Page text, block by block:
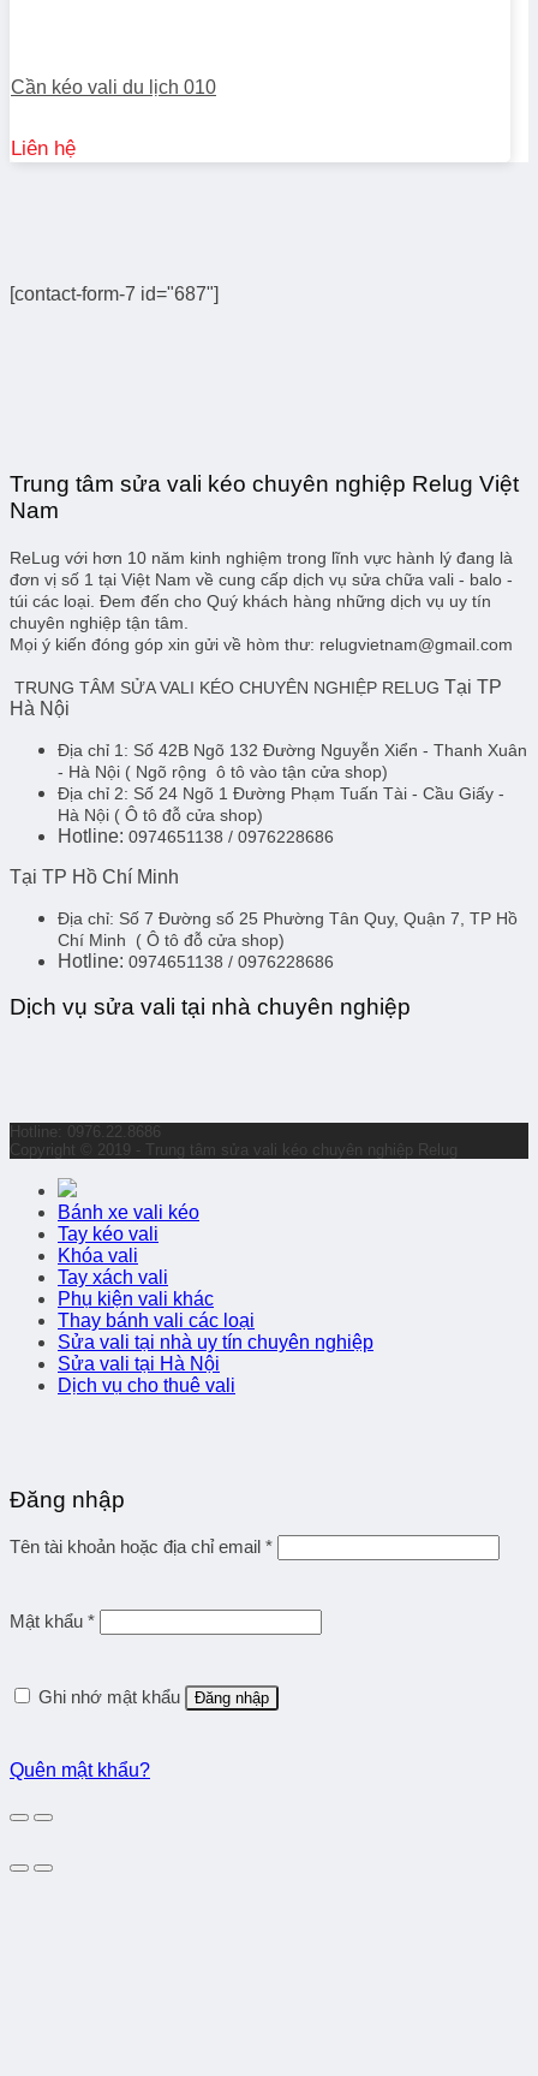
Cần kéo vali du lịch 010
Liên hệ
[contact-form-7 id="687"]
Trung tâm sửa vali kéo chuyên nghiệp Relug Việt
Nam
ReLug với hơn 10 năm kinh nghiệm trong lĩnh vực hành lý đang là
đơn vị số 1 tại Việt Nam về cung cấp dịch vụ sửa chữa vali - balo -
túi các loại. Đem đến cho Quý khách hàng những dịch vụ uy tín
chuyên nghiệp tận tâm.
Mọi ý kiến đóng góp xin gửi về hòm thư: relugvietnam@gmail.com
TRUNG TÂM SỬA VALI KÉO CHUYÊN NGHIỆP RELUG Tại TP
Hà Nội
Địa chỉ 1: Số 42B Ngõ 132 Đường Nguyễn Xiển - Thanh Xuân
- Hà Nội ( Ngõ rộng ô tô vào tận cửa shop)
Địa chỉ 2: Số 24 Ngõ 1 Đường Phạm Tuấn Tài - Cầu Giấy -
Hà Nội ( Ô tô đỗ cửa shop)
Hotline: 0974651138 / 0976228686
Tại TP Hồ Chí Minh
Địa chỉ: Số 7 Đường số 25 Phường Tân Quy, Quận 7, TP Hồ
Chí Minh ( Ô tô đỗ cửa shop)
Hotline: 0974651138 / 0976228686
Dịch vụ sửa vali tại nhà chuyên nghiệp
Hotline: 0976.22.8686
Copyright © 2019 - Trung tâm sửa vali kéo chuyên nghiệp Relug
Bánh xe vali kéo
Tay kéo vali
Khóa vali
Tay xách vali
Phụ kiện vali khác
Thay bánh vali các loại
Sửa vali tại nhà uy tín chuyên nghiệp
Sửa vali tại Hà Nội
Dịch vụ cho thuê vali
Đăng nhập
Tên tài khoản hoặc địa chỉ email *
Mật khẩu *
Ghi nhớ mật khẩu Đăng nhập
Quên mật khẩu?